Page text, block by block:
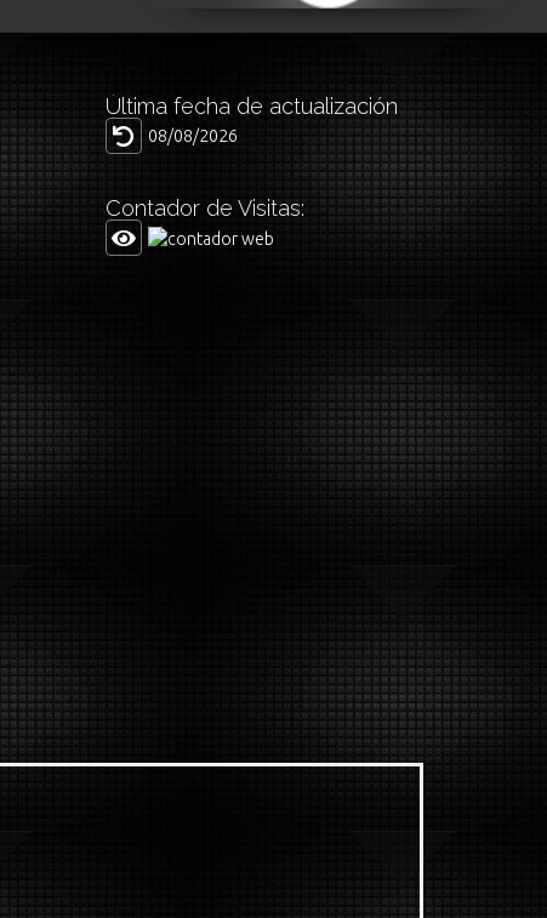
Última fecha de actualización
08/08/2026
Contador de Visitas: